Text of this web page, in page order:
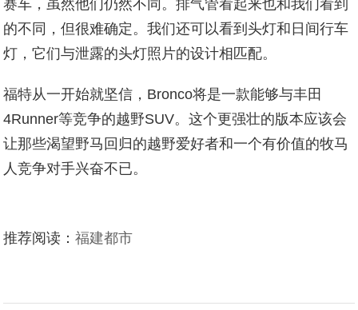
赛车，虽然他们仍然不同。排气管看起来也和我们看到
的不同，但很难确定。我们还可以看到头灯和日间行车
灯，它们与泄露的头灯照片的设计相匹配。
福特从一开始就坚信，Bronco将是一款能够与丰田
4Runner等竞争的越野SUV。这个更强壮的版本应该会
让那些渴望野马回归的越野爱好者和一个有价值的牧马
人竞争对手兴奋不已。
推荐阅读：福建都市